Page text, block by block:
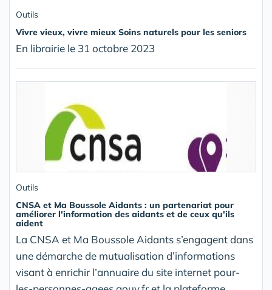
Outils
Vivre vieux, vivre mieux Soins naturels pour les seniors
En librairie le 31 octobre 2023
Outils
CNSA et Ma Boussole Aidants : un partenariat pour
améliorer l'information des aidants et de ceux qu'ils
aident
La CNSA et Ma Boussole Aidants s’engagent dans
une démarche de mutualisation d’informations
visant à enrichir l’annuaire du site internet pour-